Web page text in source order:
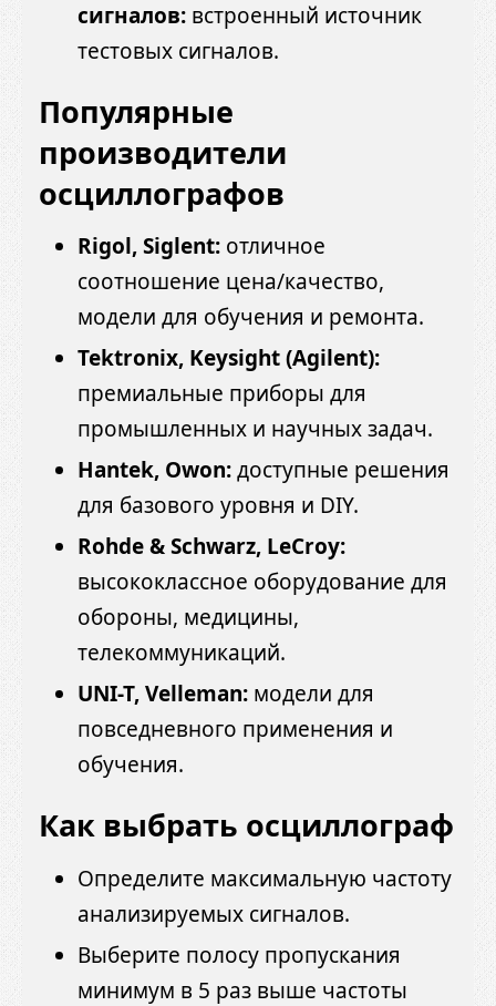
сигналов: встроенный источник
тестовых сигналов.
Популярные
производители
осциллографов
Rigol, Siglent: отличное
соотношение цена/качество,
модели для обучения и ремонта.
Tektronix, Keysight (Agilent):
премиальные приборы для
промышленных и научных задач.
Hantek, Owon:доступные решения
для базового уровня и DIY.
Rohde & Schwarz, LeCroy:
высококлассное оборудование для
обороны, медицины,
телекоммуникаций.
UNI-T, Velleman: модели для
повседневного применения и
обучения.
Как выбрать осциллограф
Определите максимальную частоту
анализируемых сигналов.
Выберите полосу пропускания
минимум в 5 раз выше частоты